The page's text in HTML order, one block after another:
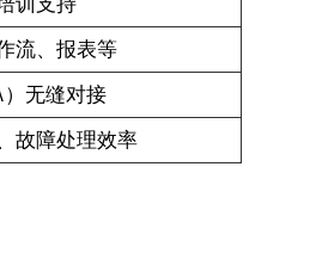
流、报表等
）无缝对接
故障处理效率